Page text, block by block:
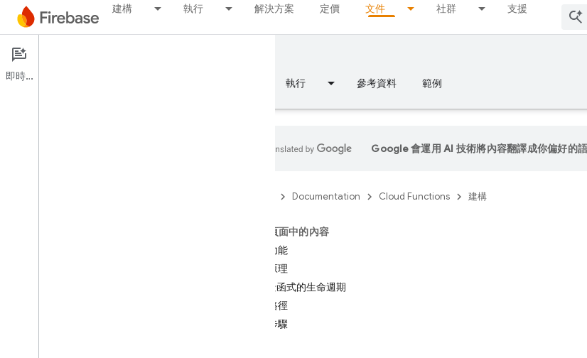
建構 執行 解決方案 定價 文件 社群 支援
Documentation
總覽 執行 參考資料 範例
Google 會運用 AI 技術將內容翻譯成你偏好的語
Documentation Cloud Functions 建構
這個頁面中的內容
主要功能
運作原理
背景函式的生命週期
實作路徑
後續步驟
即時通訊